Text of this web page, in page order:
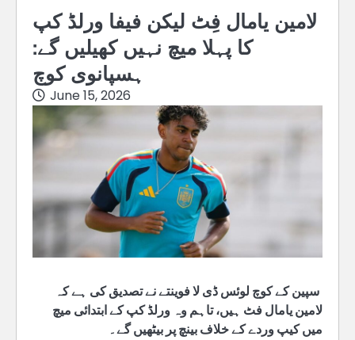
لامین یامال فِٹ لیکن فیفا ورلڈ کپ
کا پہلا میچ نہیں کھیلیں گے:
ہسپانوی کوچ
June 15, 2026
سپین کے کوچ لوئس ڈی لا فوینتے نے تصدیق کی ہے کہ
لامین یامال فٹ ہیں، تاہم وہ ورلڈ کپ کے ابتدائی میچ
میں کیپ وردے کے خلاف بینچ پر بیٹھیں گے۔